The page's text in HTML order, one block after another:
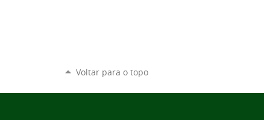
Voltar para o topo